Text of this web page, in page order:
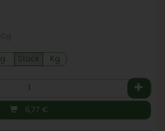
g Stück Kg
6,77 €